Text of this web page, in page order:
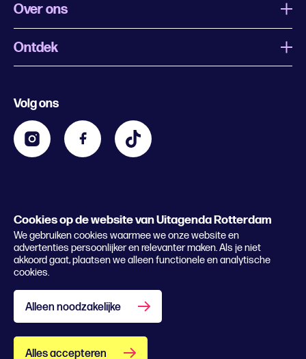
Cookies op de website van Uitagenda Rotterdam
We gebruiken cookies waarmee we onze website en
advertenties persoonlijker en relevanter maken. Als je niet
akkoord gaat, plaatsen we alleen functionele en analytische
cookies.
Alleen noodzakelijke
Alles accepteren
Over ons
Wat is Uitagenda Rotterdam
Contact
Zakelijk
Lees het magazine
Ontdek
Kids
Volg ons
© 2026 Rotterdam Festivals